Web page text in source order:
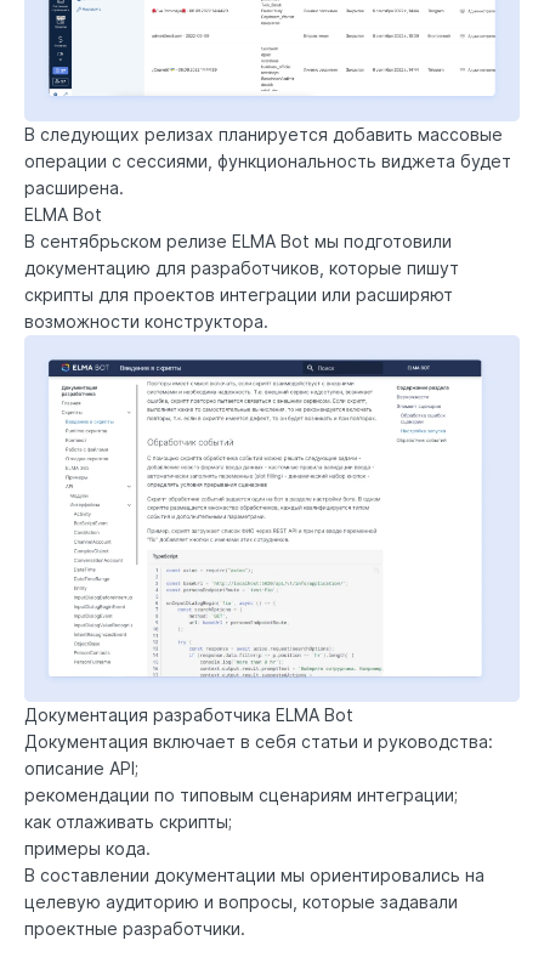
В следующих релизах планируется добавить массовые
операции с сессиями, функциональность виджета будет
расширена.
ELMA Bot
В сентябрьском релизе ELMA Bot мы подготовили
документацию для разработчиков, которые пишут
скрипты для проектов интеграции или расширяют
возможности конструктора.
Документация разработчика ELMA Bot
Документация включает в себя статьи и руководства:
описание API;
рекомендации по типовым сценариям интеграции;
как отлаживать скрипты;
примеры кода.
В составлении документации мы ориентировались на
целевую аудиторию и вопросы, которые задавали
проектные разработчики.